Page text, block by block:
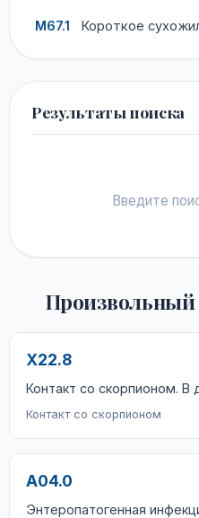
M67.1 Короткое
Результаты поиска
Введите
Произвольный
X22.8
Контакт со скорпионом. В
Контакт со скорпионом
A04.0
Энтеропатогенная